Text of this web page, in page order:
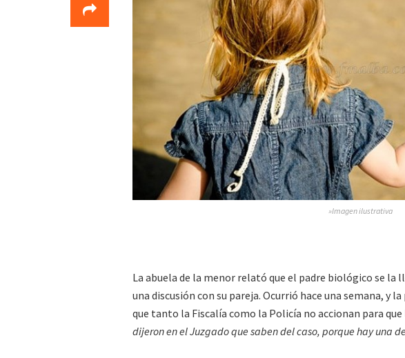
»Imagen ilustrativa
La abuela de la menor relató que el padre biológico se la
una discusión con su pareja. Ocurrió hace una semana, y
que tanto la Fiscalía como la Policía no accionan para
dijeron en el Juzgado que saben del caso, porque hay una